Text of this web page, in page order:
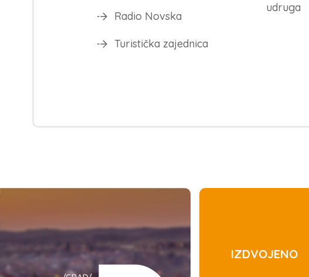
Radio Novska
Turistička zajednica
udruga
IZDVOJENO